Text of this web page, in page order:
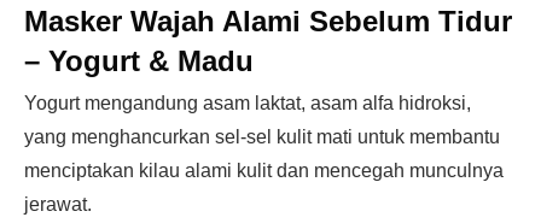
Masker Wajah Alami Sebelum Tidur
– Yogurt & Madu
Yogurt mengandung asam laktat, asam alfa hidroksi,
yang menghancurkan sel-sel kulit mati untuk membantu
menciptakan kilau alami kulit dan mencegah munculnya
jerawat.